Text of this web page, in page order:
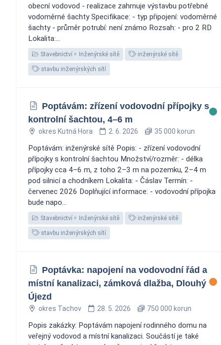
obecní vodovod - realizace zahrnuje výstavbu potřebné
vodoměrné šachty Specifikace: - typ připojení: vodoměrné
šachty - průměr potrubí: není známo Rozsah: - pro 2 RD
Lokalita:...
Stavebnictví Inženýrské sítě inženýrské sítě
stavbu inženýrských sítí
Poptávám: zřízení vodovodní přípojky s
kontrolní šachtou, 4–6 m
okres Kutná Hora 2. 6. 2026 35 000 korun
Poptávám: inženýrské sítě Popis: - zřízení vodovodní
přípojky s kontrolní šachtou Množství/rozměr: - délka
přípojky cca 4–6 m, z toho 2–3 m na pozemku, 2–4 m
pod silnicí a chodníkem Lokalita: - Čáslav Termín: -
červenec 2026 Doplňující informace: - vodovodní přípojka
bude napo...
Stavebnictví Inženýrské sítě inženýrské sítě
stavbu inženýrských sítí
Poptávka: napojení na vodovodní řád a
místní kanalizaci, zámková dlažba, Dlouhý
Újezd
okres Tachov 28. 5. 2026 750 000 korun
Popis zakázky: Poptávám napojení rodinného domu na
veřejný vodovod a místní kanalizaci. Součástí je také